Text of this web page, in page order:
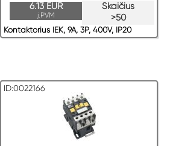
Skaičius
>50
6.13 EUR
į.PVM
Kontaktorius IEK, 9A, 3P, 400V, IP20
ID:0022166